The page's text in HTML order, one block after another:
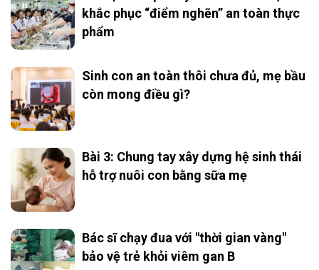
khắc phục “điểm nghẽn” an toàn thực
phẩm
Sinh con an toàn thôi chưa đủ, mẹ bầu
còn mong điều gì?
Bài 3: Chung tay xây dựng hệ sinh thái
hỗ trợ nuôi con bằng sữa mẹ
Bác sĩ chạy đua với "thời gian vàng"
bảo vệ trẻ khỏi viêm gan B